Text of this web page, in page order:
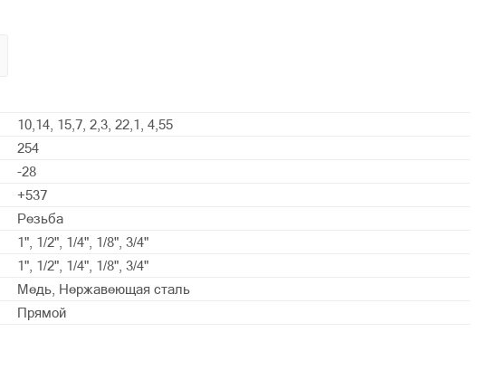
10,14, 15,7, 2,3, 22,1, 4,55
254
-28
+537
Резьба
1", 1/2", 1/4", 1/8", 3/4"
1", 1/2", 1/4", 1/8", 3/4"
Медь, Нержавеющая сталь
Прямой